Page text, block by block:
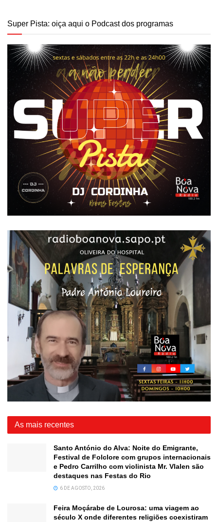
Super Pista: oiça aqui o Podcast dos programas
As mais recentes
Santo António do Alva: Noite do Emigrante,
Festival de Folclore com grupos internacionais
e Pedro Carrilho com violinista Mr. Vlalen são
destaques nas Festas do Rio
6 DE AGOSTO, 2026
Feira Moçárabe de Lourosa: uma viagem ao
século X onde diferentes religiões coexistiram